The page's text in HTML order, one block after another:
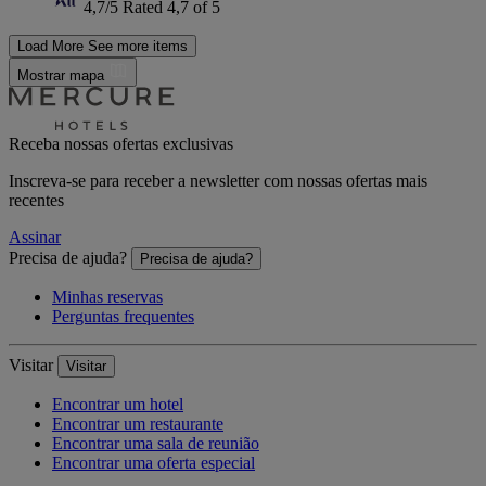
4,7/5 Rated 4,7 of 5
Load More See more items
Mostrar mapa
Receba nossas ofertas exclusivas
Inscreva-se para receber a newsletter com nossas ofertas mais
recentes
Assinar
Precisa de ajuda?
Precisa de ajuda?
Minhas reservas
Perguntas frequentes
Visitar Visitar
Encontrar um hotel
Encontrar um restaurante
Encontrar uma sala de reunião
Encontrar uma oferta especial